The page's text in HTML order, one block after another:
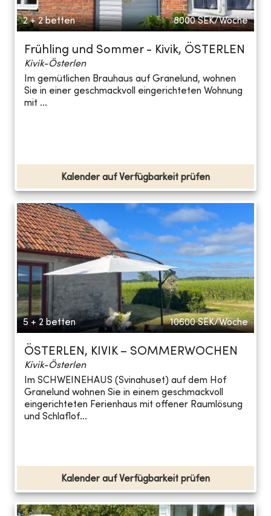
2 + 2 betten 8000 SEK/Woche
Frühling und Sommer - Kivik, ÖSTERLEN
Kivik-Österlen
Im gemütlichen Brauhaus auf Granelund, wohnen
Sie in einer geschmackvoll eingerichteten Wohnung
mit ...
Kalender auf Verfügbarkeit prüfen
5 + 2 betten 10600 SEK/Woche
ÖSTERLEN, KIVIK – SOMMERWOCHEN
Kivik-Österlen
Im SCHWEINEHAUS (Svinahuset) auf dem Hof
Granelund wohnen Sie in einem geschmackvoll
eingerichteten Ferienhaus mit offener Raumlösung
und Schlaflof...
Kalender auf Verfügbarkeit prüfen